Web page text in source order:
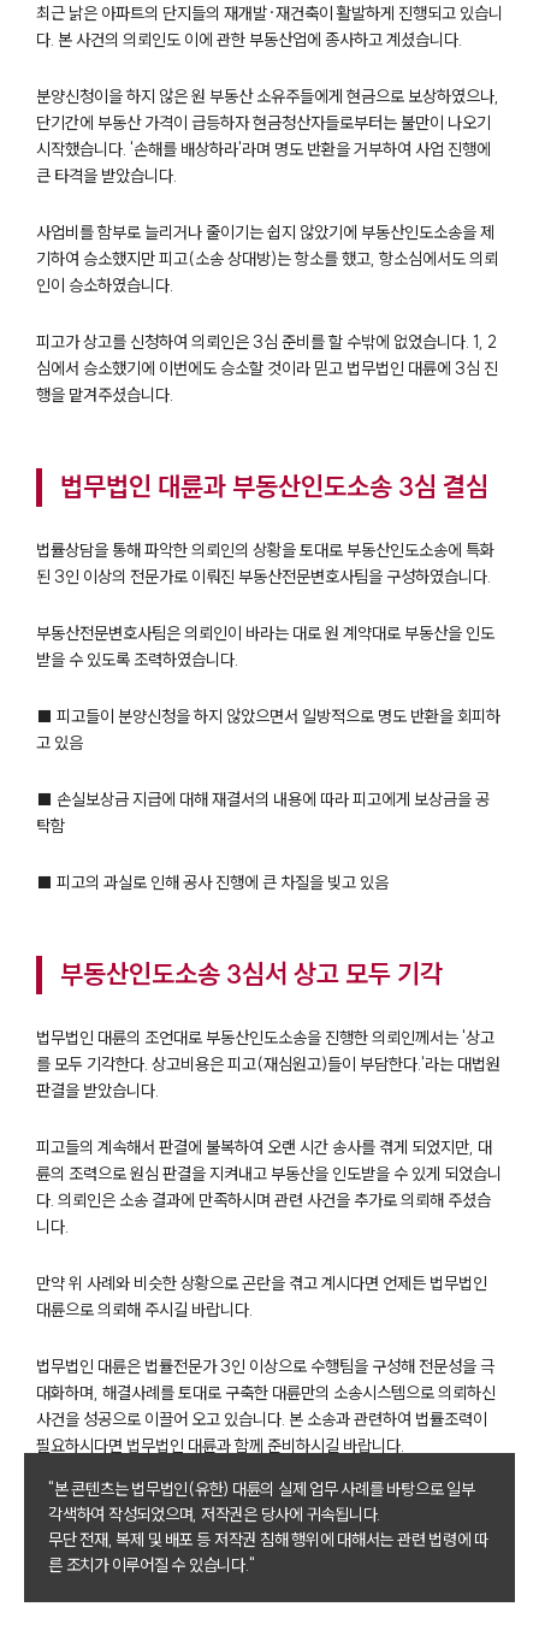
팀소개
팀소개
대륜의 강점
고객의 소리
주요 업무사례
법률지식인
고객후기
업무분야
건설부 업무
구성원 소개
부동산전문변호사
소식/자료
언론보도
공지사항
법률 블로그
법률서식
뉴스레터/브로슈어
세미나
최근 낡은 아파트의 단지들의 재개발·재건축이 활발하게 진행되고 있습니
다. 본 사건의 의뢰인도 이에 관한 부동산업에 종사하고 계셨습니다.
분양신청이을 하지 않은 원 부동산 소유주들에게 현금으로 보상하였으나,
단기간에 부동산 가격이 급등하자 현금청산자들로부터는 불만이 나오기
시작했습니다. '손해를 배상하라'라며 명도 반환을 거부하여 사업 진행에
큰 타격을 받았습니다.
사업비를 함부로 늘리거나 줄이기는 쉽지 않았기에 부동산인도소송을 제
기하여 승소했지만 피고(소송 상대방)는 항소를 했고, 항소심에서도 의뢰
인이 승소하였습니다.
피고가 상고를 신청하여 의뢰인은 3심 준비를 할 수밖에 없었습니다. 1, 2
심에서 승소했기에 이번에도 승소할 것이라 믿고 법무법인 대륜에 3심 진
행을 맡겨주셨습니다.
법무법인 대륜과 부동산인도소송 3심 결심
법률상담을 통해 파악한 의뢰인의 상황을 토대로 부동산인도소송에 특화
된 3인 이상의 전문가로 이뤄진 부동산전문변호사팀을 구성하였습니다.
부동산전문변호사팀은 의뢰인이 바라는 대로 원 계약대로 부동산을 인도
받을 수 있도록 조력하였습니다.
■ 피고들이 분양신청을 하지 않았으면서 일방적으로 명도 반환을 회피하
고 있음
■ 손실보상금 지급에 대해 재결서의 내용에 따라 피고에게 보상금을 공
탁함
■ 피고의 과실로 인해 공사 진행에 큰 차질을 빚고 있음
부동산인도소송 3심서 상고 모두 기각
법무법인 대륜의 조언대로 부동산인도소송을 진행한 의뢰인께서는 '상고
를 모두 기각한다. 상고비용은 피고(재심원고)들이 부담한다.'라는 대법원
판결을 받았습니다.
피고들의 계속해서 판결에 불복하여 오랜 시간 송사를 겪게 되었지만, 대
륜의 조력으로 원심 판결을 지켜내고 부동산을 인도받을 수 있게 되었습니
다. 의뢰인은 소송 결과에 만족하시며 관련 사건을 추가로 의뢰해 주셨습
니다.
만약 위 사례와 비슷한 상황으로 곤란을 겪고 계시다면 언제든 법무법인
대륜으로 의뢰해 주시길 바랍니다.
법무법인 대륜은 법률전문가 3인 이상으로 수행팀을 구성해 전문성을 극
대화하며, 해결사례를 토대로 구축한 대륜만의 소송시스템으로 의뢰하신
사건을 성공으로 이끌어 오고 있습니다. 본 소송과 관련하여 법률조력이
필요하시다면 법무법인 대륜과 함께 준비하시길 바랍니다.
"본 콘텐츠는 법무법인(유한) 대륜의 실제 업무 사례를 바탕으로 일부
각색하여 작성되었으며, 저작권은 당사에 귀속됩니다.
무단 전재, 복제 및 배포 등 저작권 침해 행위에 대해서는 관련 법령에 따
른 조치가 이루어질 수 있습니다."